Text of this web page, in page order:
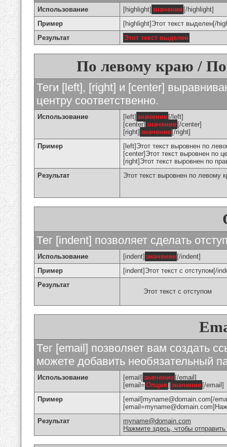
Использование [highlight] значение [/highlight]
Пример
[highlight]Этот текст выделен[/
Результат
Этот текст выделен
По левому краю /
Теги [left], [right] и [center]
центру соответственно.
Использование [left] значение [/left]
[center] значение [/center]
[right] значение [/right]
Пример
[left]Этот текст выровнен по
[center]Этот текст выровнен по
[right]Этот текст выровнен по
Результат
Этот текст выровнен по левому
Тег [indent] позволяет сделать
Использование [indent] значение [/indent]
Пример
[indent]Этот текст с отступом[/
Результат
Этот текст с отступом
Тег [email] позволяет вам создать
можете добавить необязательный
Использование [email] значение [/email]
[email= Опция ] значение [/email]
Пример
[email]myname@domain.com[/
Результат
myname@domain.com
Нажмите здесь, чтобы